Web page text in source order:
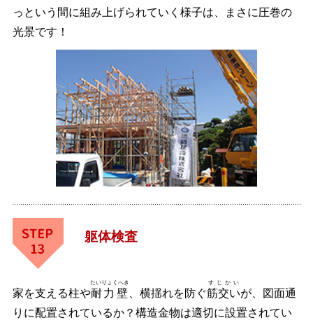
っという間に組み上げられていく様子は、まさに圧巻の
光景です！
躯体検査
家を支える柱や耐力壁
たいりょくへき
、横揺れを防ぐ筋交い
すじかい
が、図面通
りに配置されているか？構造金物は適切に設置されてい